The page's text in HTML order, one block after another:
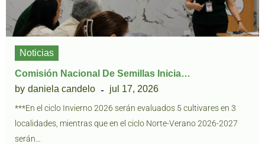
Noticias
Comisión Nacional De Semillas Inicia…
by daniela candelo jul 17, 2026
***En el ciclo Invierno 2026 serán evaluados 5 cultivares en 3
localidades, mientras que en el ciclo Norte-Verano 2026-2027
serán…